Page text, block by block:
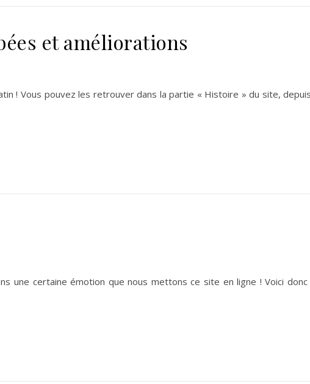
et améliorations
! Vous pouvez les retrouver dans la partie « Histoire » du site,
une certaine émotion que nous mettons ce site en ligne ! Voici